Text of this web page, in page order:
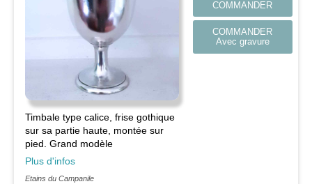
Timbale type calice, frise gothique
sur sa partie haute, montée sur
pied. Grand modèle
Plus d'infos
Etains du Campanile
COMMANDER
COMMANDER
Avec gravure